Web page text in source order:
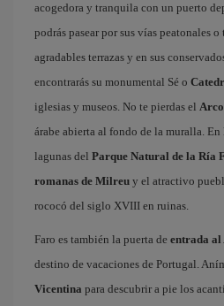
acogedora y tranquila con un puerto
podrás pasear por sus vías peatonales o
agradables terrazas y en sus
encontrarás su monumental Sé o
iglesias y museos. No te pierdas el Arco
árabe abierta al fondo de la muralla. En
lagunas del Parque Natural de la Ría
romanas de Milreu y el atractivo
rococó del siglo XVIII en ruinas.
Faro es también la puerta de entrada
destino de vacaciones de Portugal.
Vicentina para descubrir a pie los